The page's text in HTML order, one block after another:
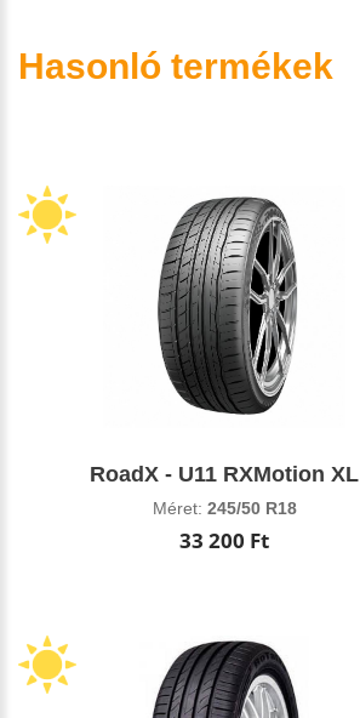
Hasonló termékek
RoadX - U11 RXMotion XL
Méret: 245/50 R18
33 200 Ft